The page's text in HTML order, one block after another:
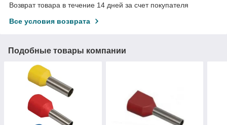
Возврат товара в течение 14 дней за счет покупателя
Все условия возврата
Подобные товары компании